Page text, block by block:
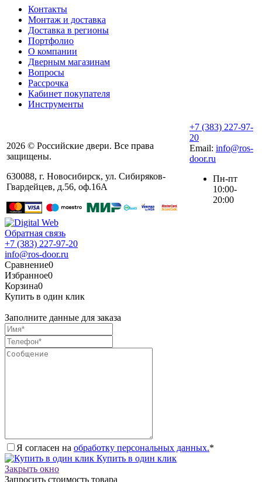
Контакты
Монтаж и доставка
Доставка в регионы
Портфолио
О компании
Дверным магазинам
Вопросы
Рассрочка
Кабинет покупателя
Инструменты
2026 © Российские двери. Все права
защищены.
630088, г. Новосибирск, ул. ​Сибиряков-
Гвардейцев, д.56​, оф.16А
+7 (383) 227-97-
20
Email: info@ros-
door.ru
Пн-пт
10:00-
20:00
Обратная связь
+7 (383) 227-97-20
info@ros-door.ru
Сравнение0
Избранное0
Корзина0
Купить в один клик
Заполните данные для заказа
Я согласен на обработку персональных данных.*
Купить в один клик
Закрыть окно
Запросить стоимость товара